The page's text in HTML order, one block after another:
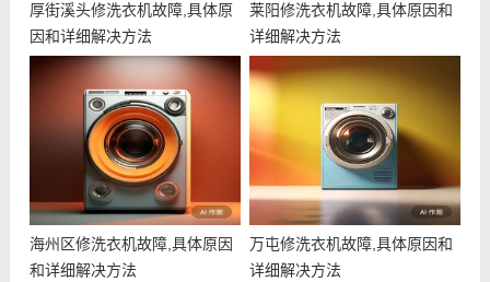
厚街溪头修洗衣机故障,具体原
因和详细解决方法
莱阳修洗衣机故障,具体原因和
详细解决方法
海州区修洗衣机故障,具体原因
和详细解决方法
万屯修洗衣机故障,具体原因和
详细解决方法